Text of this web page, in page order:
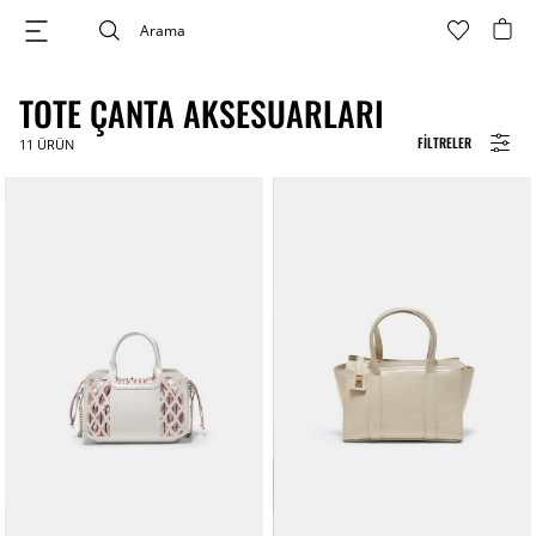
FILTRELER
TOTE ÇANTA AKSESUARLARI
11 ÜRÜN